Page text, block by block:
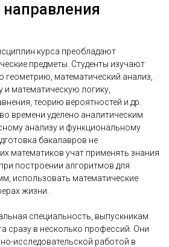
направления
курса преобладают
предметы. Студенты изучают
геометрию, математический анализ,
и математическую логику,
теорию вероятностей и др.
времени уделено аналитическим
анализу и функциональному
бакалавров не
математиков учат применять знания
построении алгоритмов для
использовать математические
жизни.
специальность, выпускникам
сразу в несколько профессий. Они
исследовательской работой в